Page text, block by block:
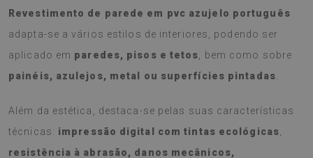
Revestimento de parede em pvc azujelo português
adapta-se a vários estilos de interiores, podendo ser
aplicado em paredes, pisos e tetos , bem como sobre
painéis, azulejos, metal ou superfícies pintadas
Além da estética, destaca-se pelas suas características
técnicas: impressão digital com tintas ecológicas
resistência à abrasão, danos mecânicos,